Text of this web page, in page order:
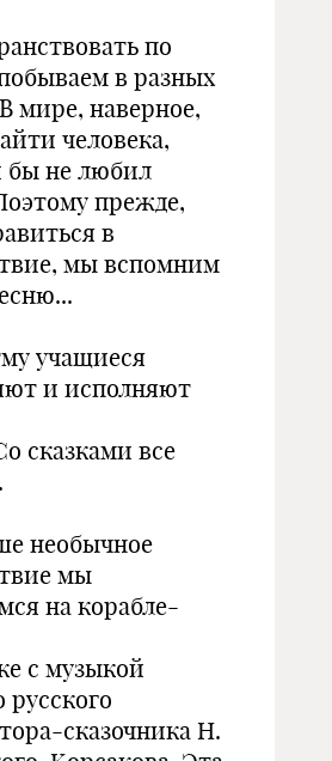
по
в разных
мире, наверное,
человека,
бы не любил
прежде,
в
мы вспомним
учащиеся
и исполняют
сказками все
необычное
мы
на корабле-
с музыкой
русского
сказочника Н.